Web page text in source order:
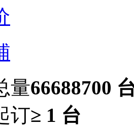
量66688700
订≥ 1 台